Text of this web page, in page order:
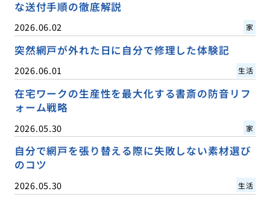
な送付手順の徹底解説
2026.06.02 家
突然網戸が外れた日に自分で修理した体験記
2026.06.01 生活
在宅ワークの生産性を最大化する書斎の防音リフ
ォーム戦略
2026.05.30 家
自分で網戸を張り替える際に失敗しない素材選び
のコツ
2026.05.30 生活